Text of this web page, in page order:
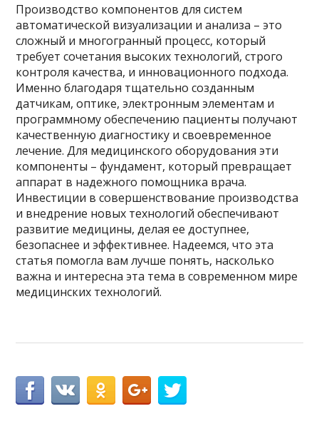
Производство компонентов для систем
автоматической визуализации и анализа – это
сложный и многогранный процесс, который
требует сочетания высоких технологий, строго
контроля качества, и инновационного подхода.
Именно благодаря тщательно созданным
датчикам, оптике, электронным элементам и
программному обеспечению пациенты получают
качественную диагностику и своевременное
лечение. Для медицинского оборудования эти
компоненты – фундамент, который превращает
аппарат в надежного помощника врача.
Инвестиции в совершенствование производства
и внедрение новых технологий обеспечивают
развитие медицины, делая ее доступнее,
безопаснее и эффективнее. Надеемся, что эта
статья помогла вам лучше понять, насколько
важна и интересна эта тема в современном мире
медицинских технологий.